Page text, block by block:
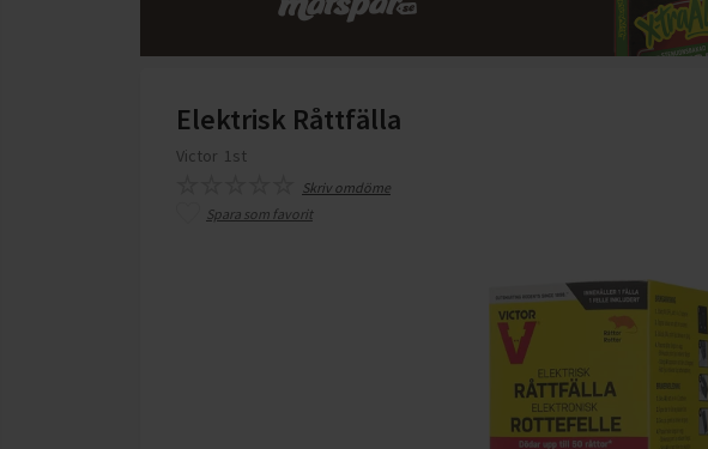
Elektrisk Råttfälla
Victor 1st
Skriv omdöme
Spara som favorit